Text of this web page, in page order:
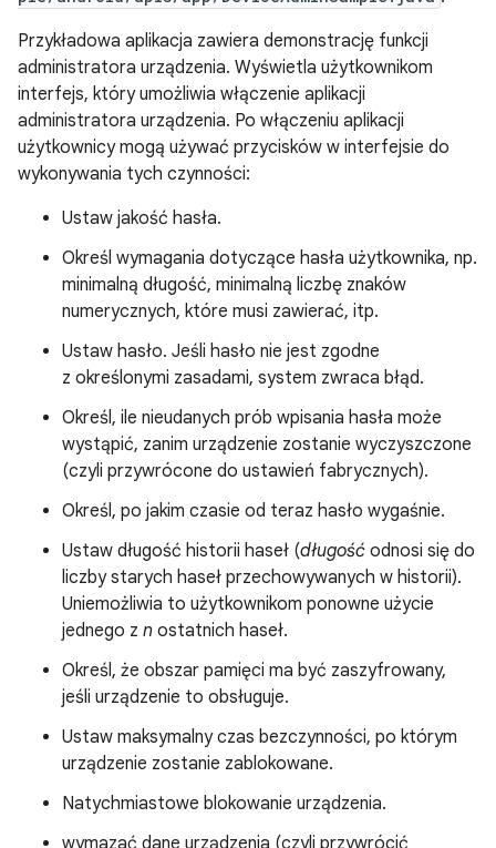
Przykładowa aplikacja zawiera demonstrację funkcji
administratora urządzenia. Wyświetla użytkownikom
interfejs, który umożliwia włączenie aplikacji
administratora urządzenia. Po włączeniu aplikacji
użytkownicy mogą używać przycisków w interfejsie do
wykonywania tych czynności:
Ustaw jakość hasła.
Określ wymagania dotyczące hasła użytkownika, np.
minimalną długość, minimalną liczbę znaków
numerycznych, które musi zawierać, itp.
Ustaw hasło. Jeśli hasło nie jest zgodne
z określonymi zasadami, system zwraca błąd.
Określ, ile nieudanych prób wpisania hasła może
wystąpić, zanim urządzenie zostanie wyczyszczone
(czyli przywrócone do ustawień fabrycznych).
Określ, po jakim czasie od teraz hasło wygaśnie.
Ustaw długość historii haseł (długość odnosi się do
liczby starych haseł przechowywanych w historii).
Uniemożliwia to użytkownikom ponowne użycie
jednego z n ostatnich haseł.
Określ, że obszar pamięci ma być zaszyfrowany,
jeśli urządzenie to obsługuje.
Ustaw maksymalny czas bezczynności, po którym
urządzenie zostanie zablokowane.
Natychmiastowe blokowanie urządzenia.
wymazać dane urządzenia (czyli przywrócić